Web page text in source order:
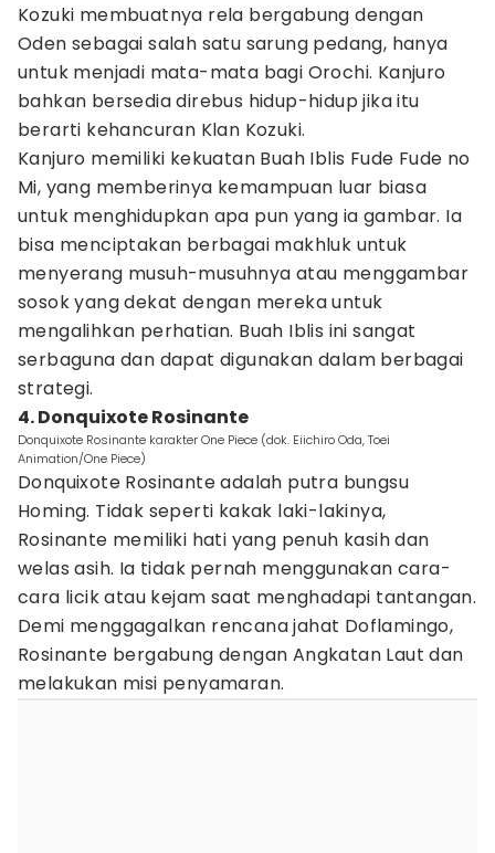
Kozuki membuatnya rela bergabung dengan
Oden sebagai salah satu sarung pedang, hanya
untuk menjadi mata-mata bagi Orochi. Kanjuro
bahkan bersedia direbus hidup-hidup jika itu
berarti kehancuran Klan Kozuki.
Kanjuro memiliki kekuatan Buah Iblis Fude Fude no
Mi, yang memberinya kemampuan luar biasa
untuk menghidupkan apa pun yang ia gambar. Ia
bisa menciptakan berbagai makhluk untuk
menyerang musuh-musuhnya atau menggambar
sosok yang dekat dengan mereka untuk
mengalihkan perhatian. Buah Iblis ini sangat
serbaguna dan dapat digunakan dalam berbagai
strategi.
4. Donquixote Rosinante
Donquixote Rosinante karakter One Piece (dok. Eiichiro Oda, Toei
Animation/One Piece)
Donquixote Rosinante adalah putra bungsu
Homing. Tidak seperti kakak laki-lakinya,
Rosinante memiliki hati yang penuh kasih dan
welas asih. Ia tidak pernah menggunakan cara-
cara licik atau kejam saat menghadapi tantangan.
Demi menggagalkan rencana jahat Doflamingo,
Rosinante bergabung dengan Angkatan Laut dan
melakukan misi penyamaran.